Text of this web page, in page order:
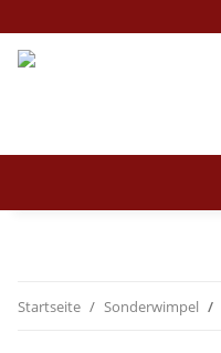
Startseite Sonderwimpel